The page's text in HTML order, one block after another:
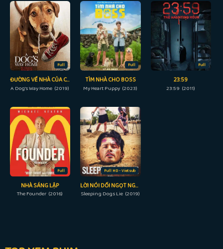
Full
ĐƯỜNG VỀ NHÀ CỦA CÚN CON
A Dog's Way Home (2019)
Full
TÌM NHÀ CHO BOSS
My Heart Puppy (2023)
Full
23:59
23:59 (2011)
Full
NHÀ SÁNG LẬP
The Founder (2016)
Full HD - Vietsub
LỜI NÓI DỐI NGỌT NGÀO
Sleeping Dogs Lie (2019)